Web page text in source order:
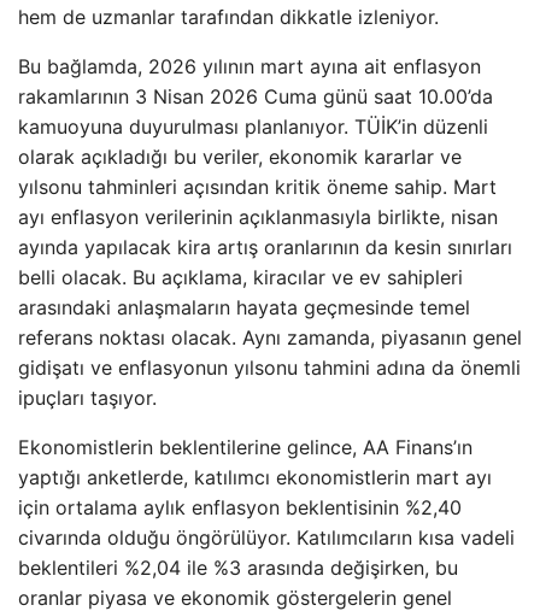
hem de uzmanlar tarafından dikkatle izleniyor.
Bu bağlamda, 2026 yılının mart ayına ait enflasyon
rakamlarının 3 Nisan 2026 Cuma günü saat 10.00’da
kamuoyuna duyurulması planlanıyor. TÜİK’in düzenli
olarak açıkladığı bu veriler, ekonomik kararlar ve
yılsonu tahminleri açısından kritik öneme sahip. Mart
ayı enflasyon verilerinin açıklanmasıyla birlikte, nisan
ayında yapılacak kira artış oranlarının da kesin sınırları
belli olacak. Bu açıklama, kiracılar ve ev sahipleri
arasındaki anlaşmaların hayata geçmesinde temel
referans noktası olacak. Aynı zamanda, piyasanın genel
gidişatı ve enflasyonun yılsonu tahmini adına da önemli
ipuçları taşıyor.
Ekonomistlerin beklentilerine gelince, AA Finans’ın
yaptığı anketlerde, katılımcı ekonomistlerin mart ayı
için ortalama aylık enflasyon beklentisinin %2,40
civarında olduğu öngörülüyor. Katılımcıların kısa vadeli
beklentileri %2,04 ile %3 arasında değişirken, bu
oranlar piyasa ve ekonomik göstergelerin genel